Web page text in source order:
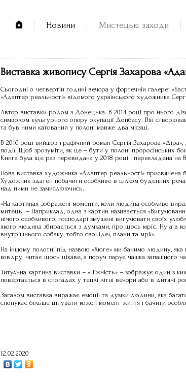
Новини Мистецькі заходи
Виставка живопису Сергія Захарова
Сьогодні о четвертій годині вечора у фортечній галереї
«Адаптер реальності» відомого українського художника
Автор виставки родом з Донецька. В 2014 році про нього
символом культурного опору окупації Донбасу. Він
та був ними катований у полоні майже два місяці.
В 2016 році вийшов графічний роман Сергія Захарова
події. Щоб зрозуміти, як це – бути у полоні проросійських
Книга була ще раз перевидана у 2018 році і перекладена на
Нова виставка художника «Адаптер реальності» присвячена
Художник здатен побачити особливе в цілком буденних
над ними не замислюючись.
«На картинах зображені моменти, коли людина особливо
митець. – Наприклад, одна з картин називається
нічого особливого, господарі змушені вигулювати своїх
якого людина збирається з думками, про щось мріє. Ну а в
внутрішнього собаку, тобто свої ідеї, плани та мрії».
На іншому полотні під назвою «Хюге» ми бачимо людину, яка
ковдру, читає щось цікаве, а поруч парує чашка запашного
Титульна картина виставки – «Ніжність» – зображує один з
повертається в спогадах у теплі літні вечори або в дитячі
Загалом виставка виражає емоції та думки людини, яка
спонукає більше цінувати кожен момент життя і бачити
12.02.2020